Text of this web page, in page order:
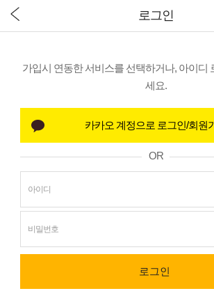
로그인
가입시 연동한 서비스를 선택하거나, 아이디
세요.
OR